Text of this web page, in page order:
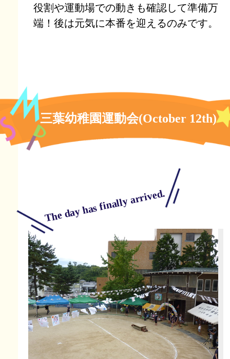
役割や運動場での動きも確認して準備万
端！後は元気に本番を迎えるのみです。
三葉幼稚園運動会(October 12th)
The day has finally arrived.